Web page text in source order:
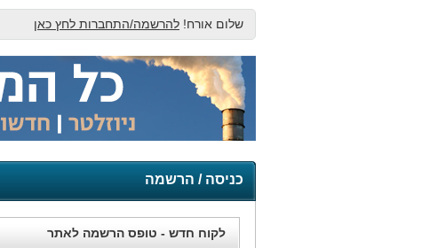
שלום אורח! להרשמה/התחברות לחץ כאן
כניסה / הרשמה
לקוח חדש - טופס הרשמה לאתר